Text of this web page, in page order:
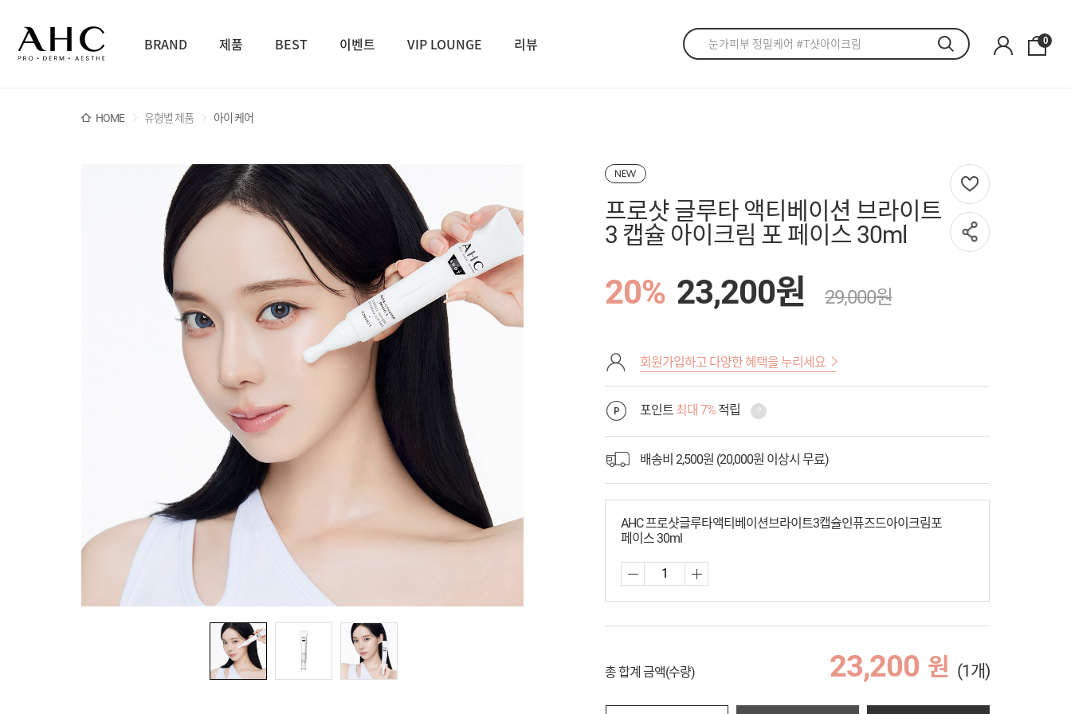
BRAND 제품 BEST 이벤트 VIP LOUNGE 리뷰 0
HOME 유형별 제품 아이 케어
NEW
프로샷 글루타 액티베이션 브라이트
3 캡슐 아이크림 포 페이스 30ml
20% 23,200원 29,000원
회원가입하고 다양한 혜택을 누리세요
포인트 최대 7% 적립
배송비 2,500원 (20,000원 이상시 무료)
AHC 프로샷글루타액티베이션브라이트3캡슐인퓨즈드아이크림포
페이스 30ml
총 합계 금액(수량) 23,200 원 (1개)